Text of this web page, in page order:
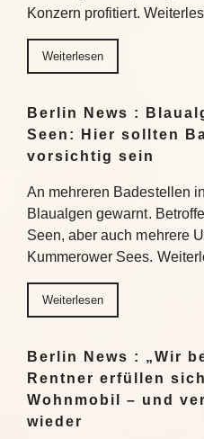
Konzern profitiert.
Weiterlesen
Berlin News :
Seen: Hier sollten
vorsichtig sein
An mehreren Badestellen
Blaualgen gewarnt.
Seen, aber auch mehrere
Kummerower Sees.
Weiterlesen
Berlin News : „Wir
Rentner erfüllen
Wohnmobil – und
wieder